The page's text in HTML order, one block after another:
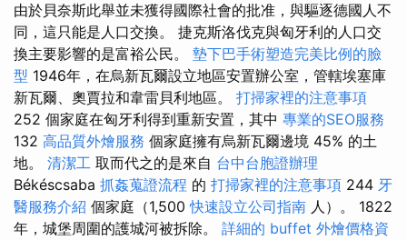
由於貝奈斯此舉並未獲得國際社會的批准，與驅逐德國人不
同，這只能是人口交換。 捷克斯洛伐克與匈牙利的人口交
換主要影響的是富裕公民。 墊下巴手術塑造完美比例的臉
型 1946年，在烏新瓦爾設立地區安置辦公室，管轄埃塞庫
新瓦爾、奧賈拉和韋雷貝利地區。 打掃家裡的注意事項
252 個家庭在匈牙利得到重新安置，其中 專業的SEO服務
132 高品質外燴服務 個家庭擁有烏新瓦爾邊境 45% 的土
地。 清潔工 取而代之的是來自 台中台胞證辦理
Békéscsaba 抓姦蒐證流程 的 打掃家裡的注意事項 244 牙
醫服務介紹 個家庭（1,500快速設立公司指南 人）。 1822
年，城堡周圍的護城河被拆除。 詳細的 buffet 外燴價格資